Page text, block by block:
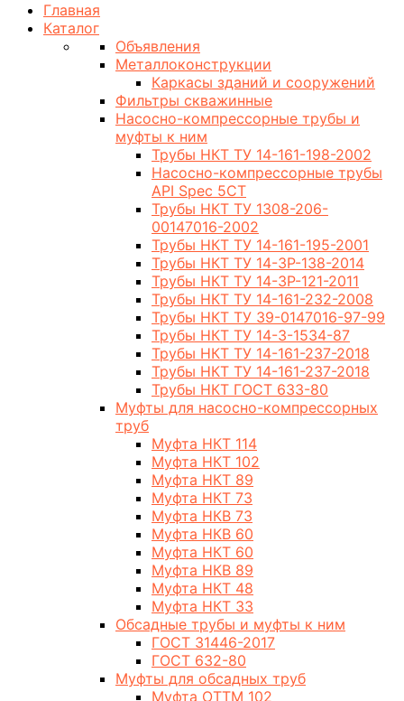
Главная
Каталог
Объявления
Металлоконструкции
Каркасы зданий и сооружений
Фильтры скважинные
Насосно-компрессорные трубы и
муфты к ним
Трубы НКТ ТУ 14-161-198-2002
Насосно-компрессорные трубы
API Spec 5CT
Трубы НКТ ТУ 1308-206-
00147016-2002
Трубы НКТ ТУ 14-161-195-2001
Трубы НКТ ТУ 14-3Р-138-2014
Трубы НКТ ТУ 14-3Р-121-2011
Трубы НКТ ТУ 14-161-232-2008
Трубы НКТ ТУ 39-0147016-97-99
Трубы НКТ ТУ 14-3-1534-87
Трубы НКТ ТУ 14-161-237-2018
Трубы НКТ ТУ 14-161-237-2018
Трубы НКТ ГОСТ 633-80
Муфты для насосно-компрессорных
труб
Муфта НКТ 114
Муфта НКТ 102
Муфта НКТ 89
Муфта НКТ 73
Муфта НКВ 73
Муфта НКВ 60
Муфта НКТ 60
Муфта НКВ 89
Муфта НКТ 48
Муфта НКТ 33
Обсадные трубы и муфты к ним
ГОСТ 31446-2017
ГОСТ 632-80
Муфты для обсадных труб
Муфта ОТТМ 102